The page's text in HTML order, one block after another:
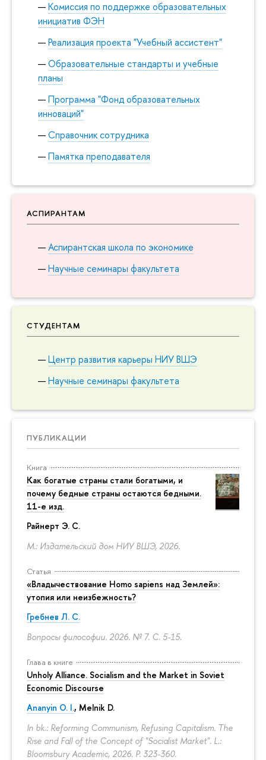
Комиссия по поддержке образовательных
инициатив ФЭН
Реализация проекта "Учебный ассистент"
Образовательные стандарты и учебные
планы
Программа "Фонд образовательных
инноваций"
Справочник сотрудника
Памятка преподавателя
АСПИРАНТАМ
Аспирантская школа по экономике
Научные семинары факультета
СТУДЕНТАМ
Центр развития карьеры НИУ ВШЭ
Научные семинары факультета
ПУБЛИКАЦИИ
Книга
Как богатые страны стали богатыми, и
почему бедные страны остаются бедными.
11-е изд.
Райнерт Э. С.
М.: Издательский дом НИУ ВШЭ, 2026.
Статья
«Владычествование Homo sapiens над Землей»:
утопия или неизбежность?
Гребнев Л. С.
Вопросы философии. 2026. № 7. С. 5-15.
Глава в книге
Unholy Alliance. Socialism and the Market in Soviet
Economic Discourse
Ananyin O. I., Melnik D.
In bk.: Reforming Communism, Refusing Capitalism. The
Rise and Fall of the Concept of "Socialist Market". L.:
Bloomsbury Academic, 2026. P. 323-360.